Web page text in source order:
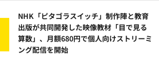
NHK「ピタゴラスイッチ」制作陣と教育
出版が共同開発した映像教材「目で見る
算数」、月額680円で個人向けストリーミ
ング配信を開始